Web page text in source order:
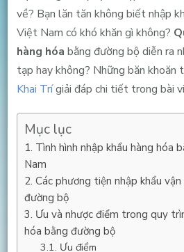
về? Bạn lăn tăn không biết nhập
Việt Nam có khó khăn gì không?
hàng hóa bằng đường bộ diễn ra
tạp hay không? Những băn khoăn
Khai Trígiải đáp chi tiết trong bài
Mục lục
Tình hình nhập khẩu hàng hóa
Nam
Các phương tiện nhập khẩu
đường bộ
Ưu và nhược điểm trong quy
hóa bằng đường bộ
Ưu điểm